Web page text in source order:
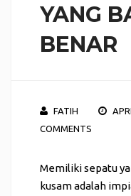
YANG
BENAR
FATIH
COMMENTS
Memiliki sepatu
kusam adalah